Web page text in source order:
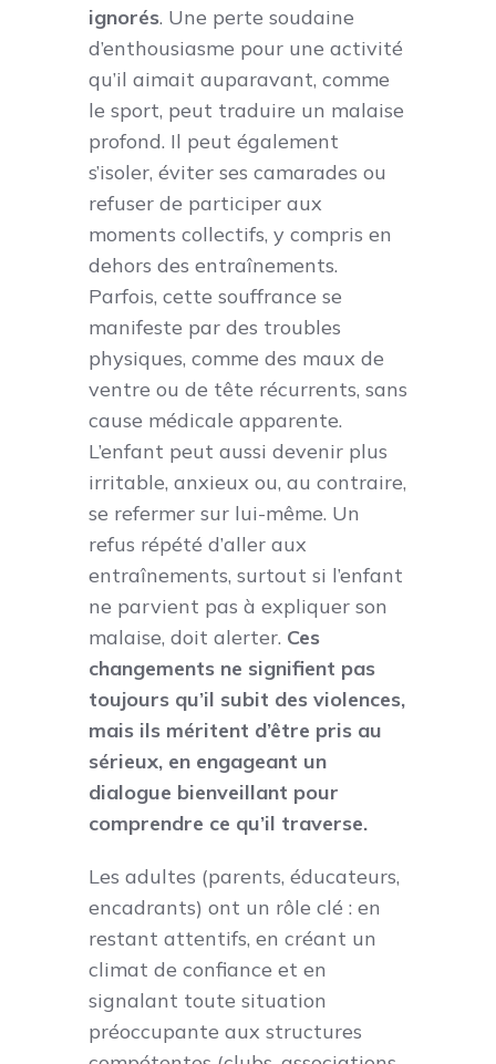
ignorés. Une perte soudaine
d’enthousiasme pour une activité
qu’il aimait auparavant, comme
le sport, peut traduire un malaise
profond. Il peut également
s’isoler, éviter ses camarades ou
refuser de participer aux
moments collectifs, y compris en
dehors des entraînements.
Parfois, cette souffrance se
manifeste par des troubles
physiques, comme des maux de
ventre ou de tête récurrents, sans
cause médicale apparente.
L’enfant peut aussi devenir plus
irritable, anxieux ou, au contraire,
se refermer sur lui-même. Un
refus répété d’aller aux
entraînements, surtout si l’enfant
ne parvient pas à expliquer son
malaise, doit alerter. Ces
changements ne signifient pas
toujours qu’il subit des violences,
mais ils méritent d’être pris au
sérieux, en engageant un
dialogue bienveillant pour
comprendre ce qu’il traverse.
Les adultes (parents, éducateurs,
encadrants) ont un rôle clé : en
restant attentifs, en créant un
climat de confiance et en
signalant toute situation
préoccupante aux structures